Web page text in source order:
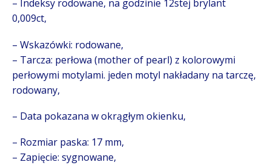
– Indeksy rodowane, na godzinie 12stej brylant
0,009ct,
– Wskazówki: rodowane,
– Tarcza: perłowa (mother of pearl) z kolorowymi
perłowymi motylami. jeden motyl nakładany na tarczę,
rodowany,
– Data pokazana w okrągłym okienku,
– Rozmiar paska: 17 mm,
– Zapięcie: sygnowane,